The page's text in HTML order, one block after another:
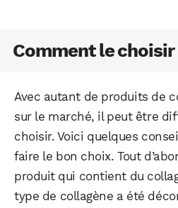
Comment le choisir
Avec autant de produits de
sur le marché, il peut être
choisir. Voici quelques
faire le bon choix. Tout
produit qui contient du
type de collagène a été